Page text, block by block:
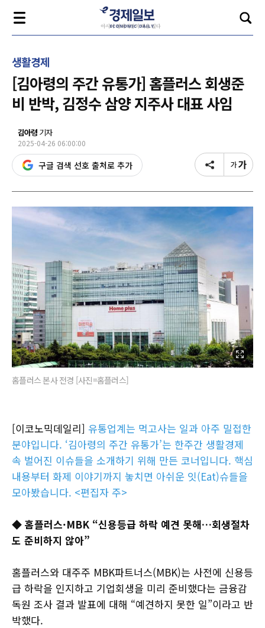
생활경제
[김아령의 주간 유통가] 홈플러스 회생준
비 반박, 김정수 삼양 지주사 대표 사임
김아령 기자
2025-04-26 06:00:00
구글 검색 선호 출처로 추가
홈플러스 본사 전경 [사진=홈플러스]
[이코노믹데일리] 유통업계는 먹고사는 일과 아주 밀접한
분야입니다. ‘김아령의 주간 유통가’는 한주간 생활경제
속 벌어진 이슈들을 소개하기 위해 만든 코너입니다. 핵심
내용부터 화제 이야기까지 놓치면 아쉬운 잇(Eat)슈들을
모아봤습니다. <편집자 주>
◆ 홈플러스·MBK “신용등급 하락 예견 못해…회생절차
도 준비하지 않아”
홈플러스와 대주주 MBK파트너스(MBK)는 사전에 신용등
급 하락을 인지하고 기업회생을 미리 준비했다는 금융감
독원 조사 결과 발표에 대해 “예견하지 못한 일”이라고 반
박했다.